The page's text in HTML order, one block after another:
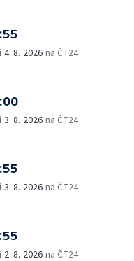
4. 8. 2026 na ČT24
3. 8. 2026 na ČT24
3. 8. 2026 na ČT24
2. 8. 2026 na ČT24